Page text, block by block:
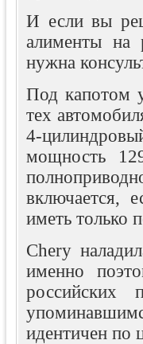
И если вы
алименты на
нужна
Под капотом
тех
4-
мощность
включается,
иметь только
Chery
именно
российских
идентичен по